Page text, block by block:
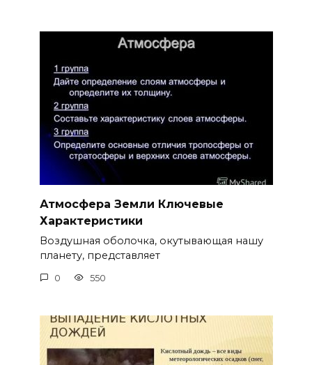
Атмосфера Земли Ключевые
Характеристики
Воздушная оболочка, окутывающая нашу
планету, представляет
0 550